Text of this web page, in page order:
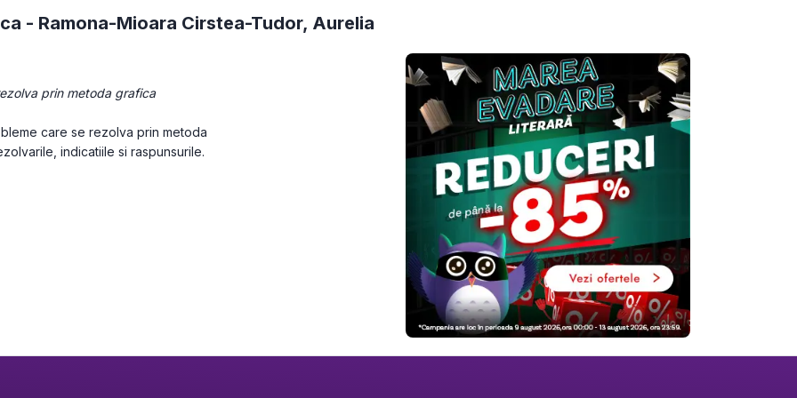
- Ramona-Mioara Cirstea-Tudor, Aurelia
prin metoda grafica
care se rezolva prin metoda
indicatiile si raspunsurile.